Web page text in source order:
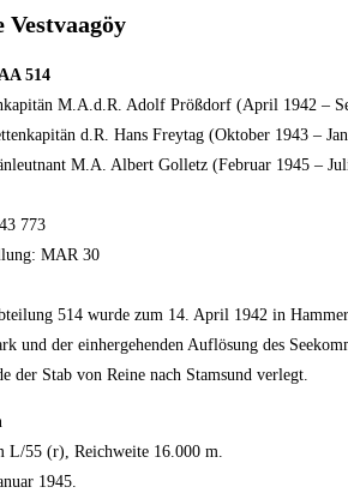
514
M.A.d.R. Adolf Prößdorf (April 1942 –
Hans Freytag (Oktober 1943 –
Albert Golletz (Februar 1945 – Juli
773
MAR 30
514 wurde zum 14. April 1942 in
und der einhergehenden Auflösung des
der Stab von Reine nach Stamsund verlegt.
L/55 (r), Reichweite 16.000 m.
1945.